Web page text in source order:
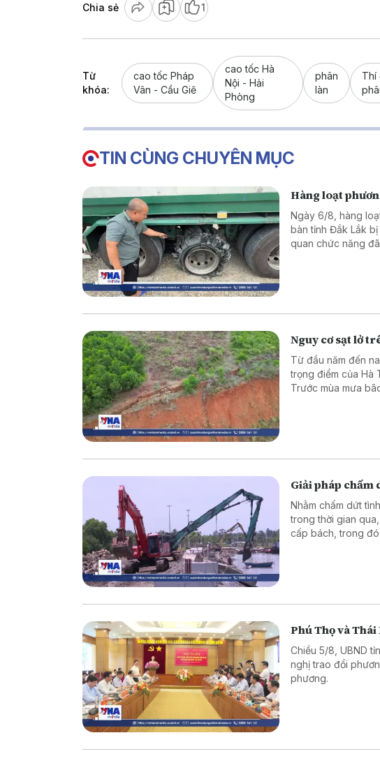
Chia sẻ 1
Từ
khóa:
cao tốc Pháp
Vân - Cầu Giẽ
cao tốc Hà
Nội - Hải
Phòng
phân
làn
Thí
TIN CÙNG CHUYÊN MỤC
Hàng loạt
Ngày 6/8, hàng
bàn tỉnh Đắk Lắk
quan chức năng
Nguy cơ sạt lở
Từ đầu năm đến
trọng điểm của Hà
Trước mùa mưa
Giải pháp
Nhằm chấm dứt
trong thời gian
cấp bách, trong đó
Phú Thọ và
Chiều 5/8, UBND
nghị trao đổi
phương.